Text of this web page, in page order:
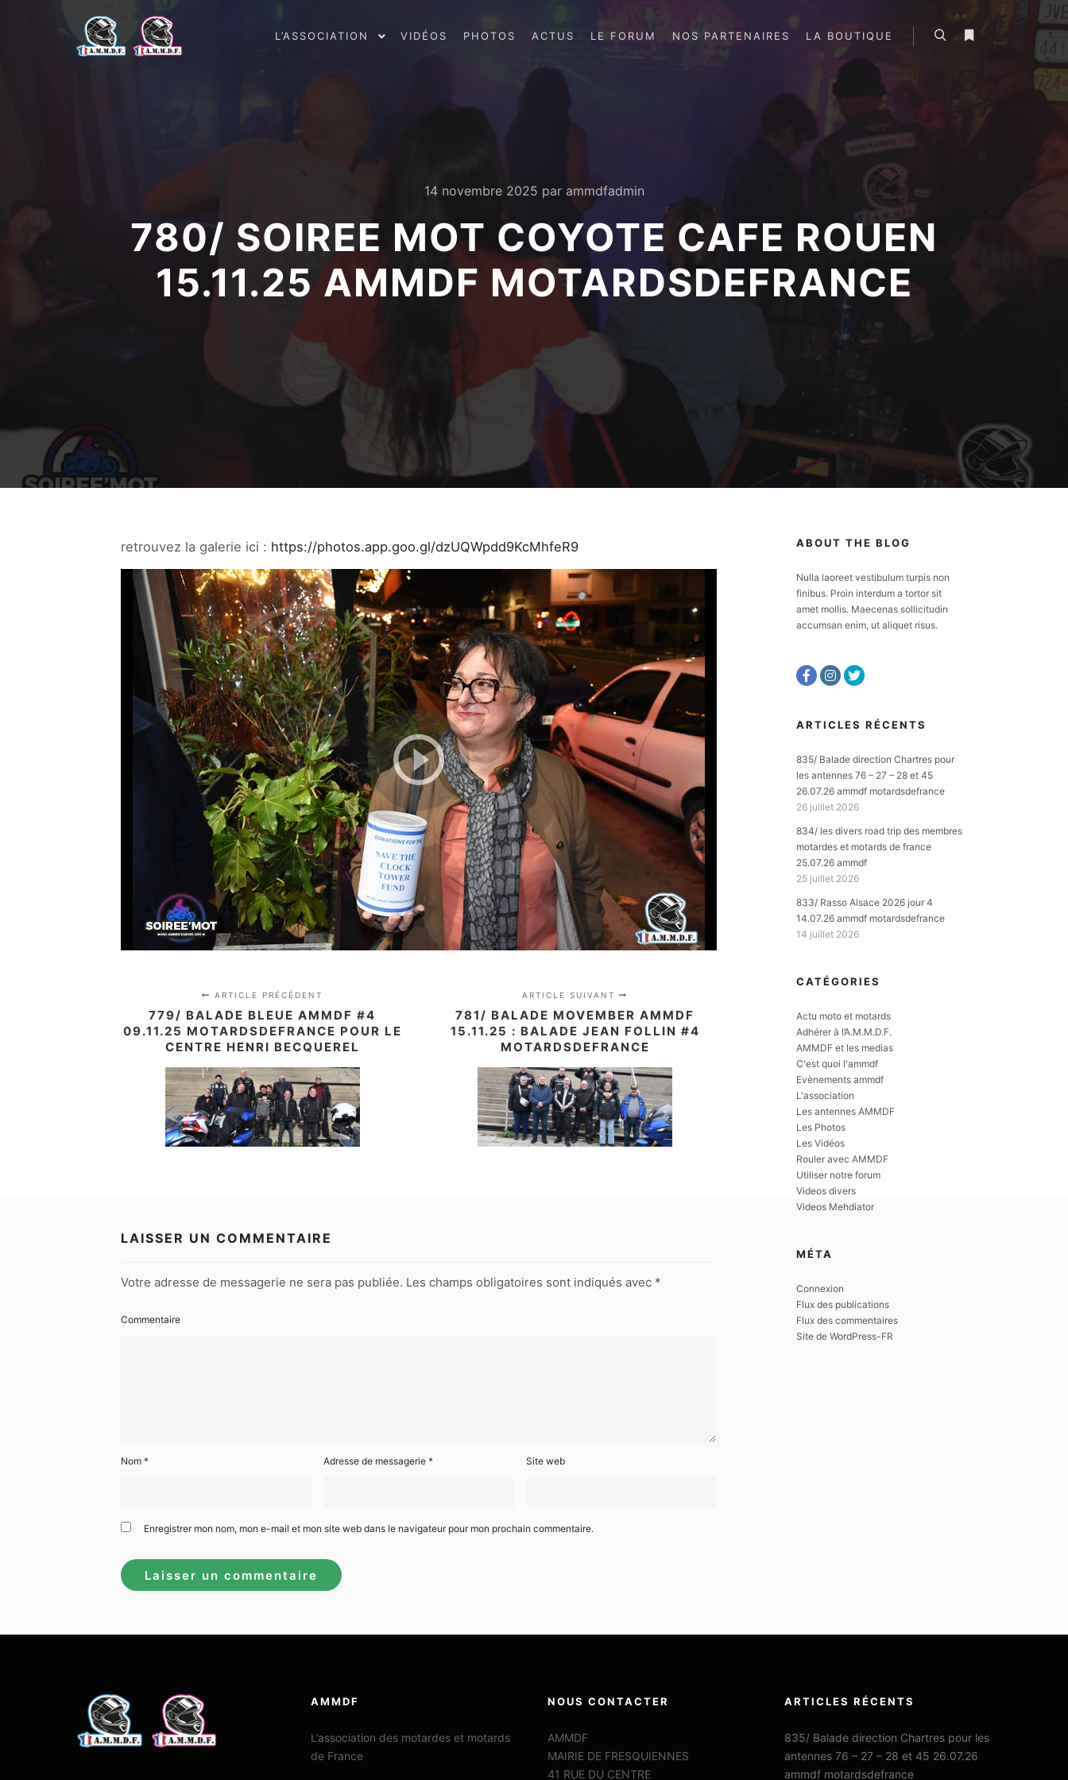
L’ASSOCIATION VIDÉOS PHOTOS ACTUS LE FORUM NOS PARTENAIRES LA BOUTIQUE
14 novembre 2025 par ammdfadmin
780/ SOIREE MOT COYOTE CAFE ROUEN
15.11.25 AMMDF MOTARDSDEFRANCE
retrouvez la galerie ici : https://photos.app.goo.gl/dzUQWpdd9KcMhfeR9
ARTICLE PRÉCÉDENT
779/ BALADE BLEUE AMMDF #4
09.11.25 MOTARDSDEFRANCE POUR LE
CENTRE HENRI BECQUEREL
ARTICLE SUIVANT
781/ BALADE MOVEMBER AMMDF
15.11.25 : BALADE JEAN FOLLIN #4
MOTARDSDEFRANCE
LAISSER UN COMMENTAIRE
Votre adresse de messagerie ne sera pas publiée. Les champs obligatoires sont indiqués avec *
Commentaire
Nom * Adresse de messagerie * Site web
Enregistrer mon nom, mon e-mail et mon site web dans le navigateur pour mon prochain commentaire.
ABOUT THE BLOG
Nulla laoreet vestibulum turpis non
finibus. Proin interdum a tortor sit
amet mollis. Maecenas sollicitudin
accumsan enim, ut aliquet risus.
ARTICLES RÉCENTS
835/ Balade direction Chartres pour
les antennes 76 – 27 – 28 et 45
26.07.26 ammdf motardsdefrance
26 juillet 2026
834/ les divers road trip des membres
motardes et motards de france
25.07.26 ammdf
25 juillet 2026
833/ Rasso Alsace 2026 jour 4
14.07.26 ammdf motardsdefrance
14 juillet 2026
CATÉGORIES
Actu moto et motards
Adhérer à l’A.M.M.D.F.
AMMDF et les medias
C'est quoi l'ammdf
Evènements ammdf
L'association
Les antennes AMMDF
Les Photos
Les Vidéos
Rouler avec AMMDF
Utiliser notre forum
Videos divers
Videos Mehdiator
MÉTA
Connexion
Flux des publications
Flux des commentaires
Site de WordPress-FR
AMMDF
L’association des motardes et motards
de France
NOUS CONTACTER
AMMDF
MAIRIE DE FRESQUIENNES
41 RUE DU CENTRE
ARTICLES RÉCENTS
835/ Balade direction Chartres pour les
antennes 76 – 27 – 28 et 45 26.07.26
ammdf motardsdefrance